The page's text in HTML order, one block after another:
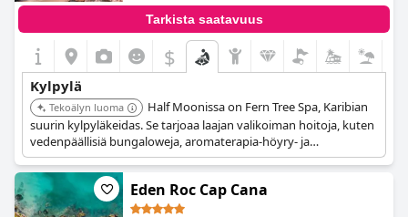
Tarkista saatavuus
$
Kylpylä
Tekoälyn luoma
Half Moonissa on Fern Tree Spa, Karibian
suurin kylpyläkeidas. Se tarjoaa laajan valikoiman hoitoja, kuten
vedenpäällisiä bungaloweja, aromaterapia-höyry- ja
saunahuoneita, Fern Tree Falls -laguunialtaan ja Ital Cafén, jossa
on kylmäpuristettuja mehuja. Kylpylässä on myös
rentoutumislounge, teehuone, energiahoitoja, puutarhoja ja
meditaatiolabyrintti.
Eden Roc Cap Cana